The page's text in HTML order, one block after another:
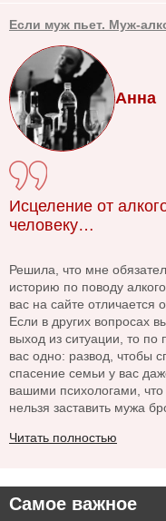
Самое важное
Если муж пьет. Муж-
Анна
Исцеление от
человеку…
Решила, что мне
историю по поводу
вас на сайте отличается
Если в других вопросах
выход из ситуации, то по
вас одно: развод, чтобы
спасение семьи у вас
вашими психологами, что
нельзя заставить мужа
Читать полностью